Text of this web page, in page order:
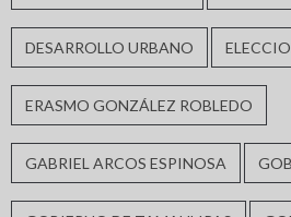
DESARROLLO URBANO
ERASMO GONZÁLEZ ROBLEDO
GABRIEL ARCOS ESPINOSA